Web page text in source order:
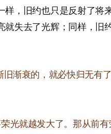
样，旧约也只是反射了将
失去了光辉；同样，旧
渐衰的，就必快归无有了
光就越发大了。那从前有